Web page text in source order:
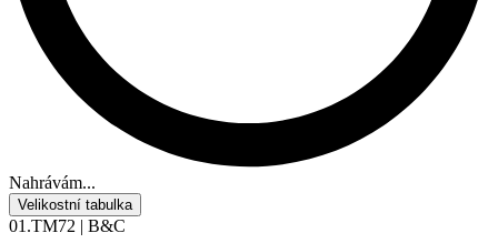
Nahrávám...
Velikostní tabulka
01.TM72 | B&C